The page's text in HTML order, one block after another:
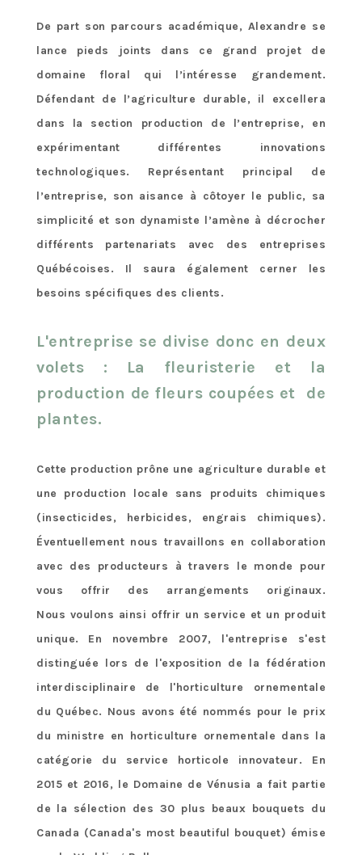
De part son parcours académique, Alexandre se
lance pieds joints dans ce grand projet de
domaine floral qui l’intéresse grandement.
Défendant de l’agriculture durable, il excellera
dans la section production de l’entreprise, en
expérimentant différentes innovations
technologiques. Représentant principal de
l’entreprise, son aisance à côtoyer le public, sa
simplicité et son dynamiste l’amène à décrocher
différents partenariats avec des entreprises
Québécoises. Il saura également cerner les
besoins spécifiques des clients.
L'entreprise se divise donc en deux
volets : La fleuristerie et la
production de fleurs coupées et de
plantes.
Cette production prône une agriculture durable et
une production locale sans produits chimiques
(insecticides, herbicides, engrais chimiques).
Éventuellement nous travaillons en collaboration
avec des producteurs à travers le monde pour
vous offrir des arrangements originaux.
Nous voulons ainsi offrir un service et un produit
unique.
En novembre 2007, l'entreprise s'est
distinguée lors de l'exposition de la fédération
interdisciplinaire de l'horticulture ornementale
du Québec. Nous avons été nommés pour le prix
du ministre en horticulture ornementale dans la
catégorie du service horticole innovateur. En
2015 et 2016, le Domaine de Vénusia a fait partie
de la sélection des 30 plus beaux bouquets du
Canada (Canada's most beautiful bouquet) émise